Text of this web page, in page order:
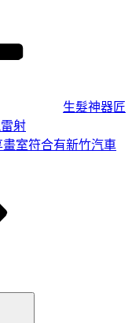
生髮神器匠
射
室符合有新竹汽車